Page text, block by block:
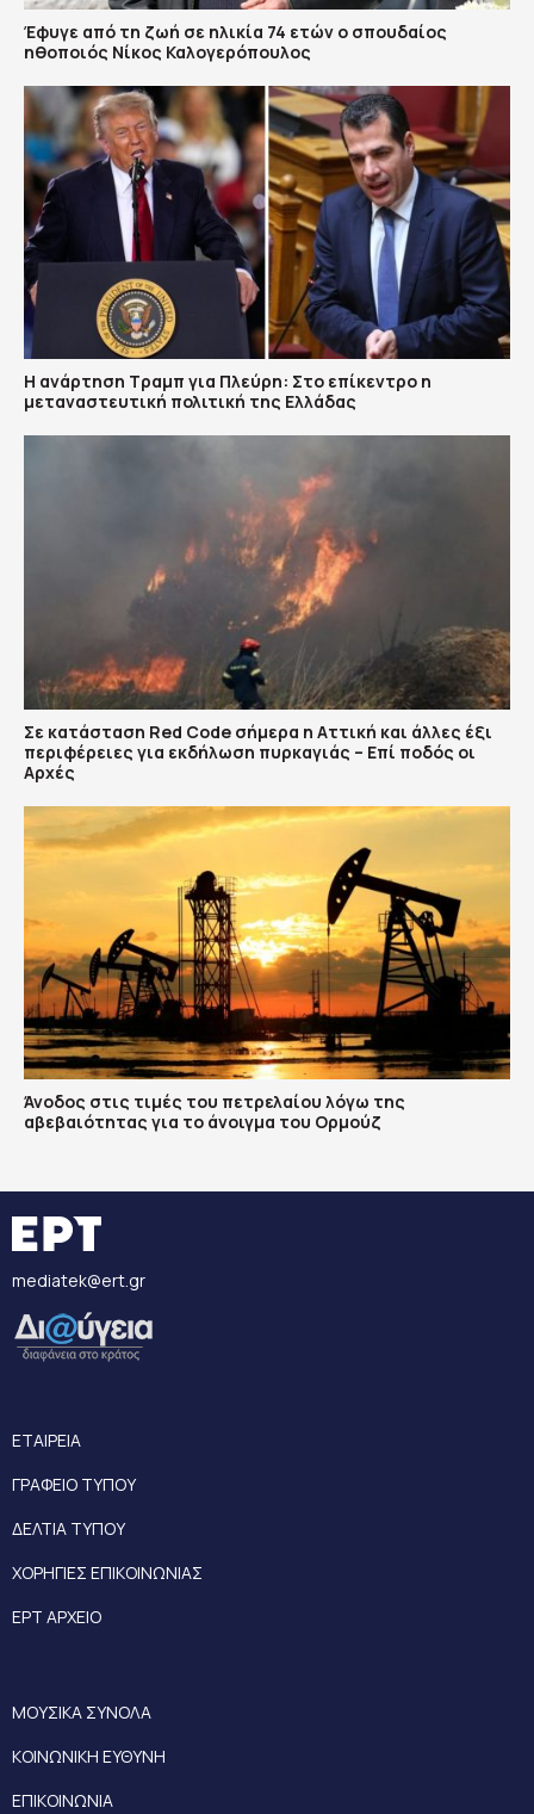
Έφυγε από τη ζωή σε ηλικία 74 ετών ο σπουδαίος
ηθοποιός Νίκος Καλογερόπουλος
Η ανάρτηση Τραμπ για Πλεύρη: Στο επίκεντρο η
μεταναστευτική πολιτική της Ελλάδας
Σε κατάσταση Red Code σήμερα η Αττική και άλλες έξι
περιφέρειες για εκδήλωση πυρκαγιάς – Επί ποδός οι
Αρχές
Άνοδος στις τιμές του πετρελαίου λόγω της
αβεβαιότητας για το άνοιγμα του Ορμούζ
mediatek@ert.gr
ΕΤΑΙΡΕΙΑ
ΓΡΑΦΕΙΟ ΤΥΠΟΥ
ΔΕΛΤΙΑ ΤΥΠΟΥ
ΧΟΡΗΓΙΕΣ ΕΠΙΚΟΙΝΩΝΙΑΣ
ΕΡΤ ΑΡΧΕΙΟ
ΜΟΥΣΙΚΑ ΣΥΝΟΛΑ
ΚΟΙΝΩΝΙΚΗ ΕΥΘΥΝΗ
ΕΠΙΚΟΙΝΩΝΙΑ